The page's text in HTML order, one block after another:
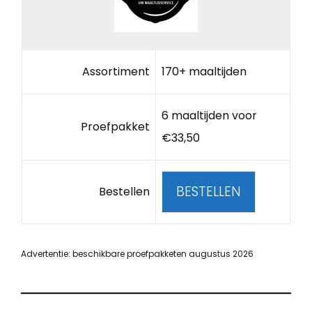
Assortiment 170+ maaltijden
Proefpakket
6 maaltijden voor
€33,50
Bestellen BESTELLEN
Advertentie: beschikbare proefpakketen augustus 2026